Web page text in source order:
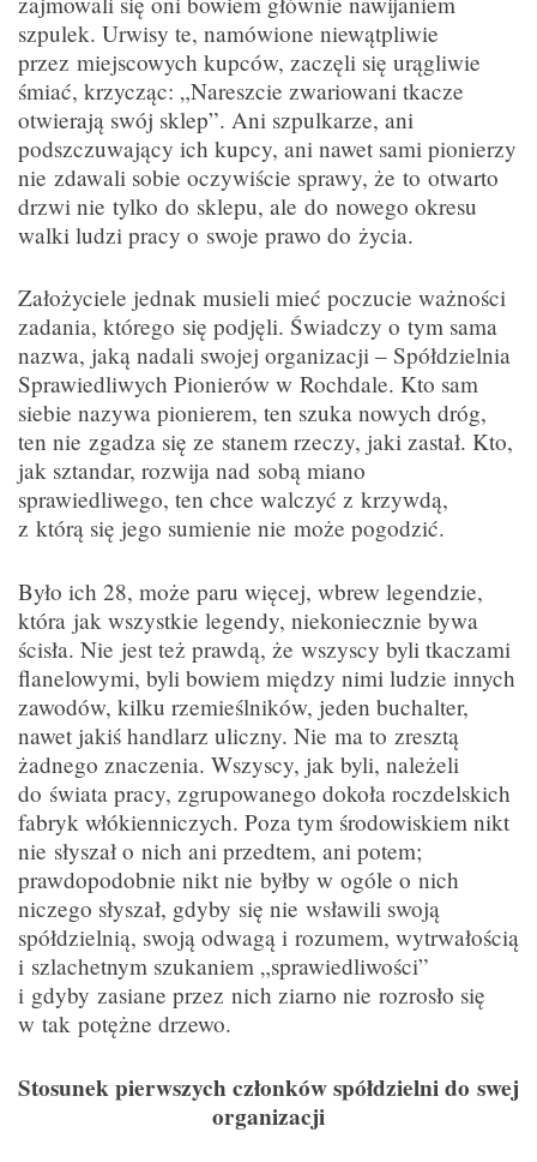
szpulek. Urwisy te, namówione niewątpliwie
przez miejscowych kupców, zaczęli się urągliwie
śmiać, krzycząc: „Nareszcie zwariowani tkacze
otwierają swój sklep”. Ani szpulkarze, ani
podszczuwający ich kupcy, ani nawet sami pionierzy
nie zdawali sobie oczywiście sprawy, że to otwarto
drzwi nie tylko do sklepu, ale do nowego okresu
walki ludzi pracy o swoje prawo do życia.
Założyciele jednak musieli mieć poczucie ważności
zadania, którego się podjęli. Świadczy o tym sama
nazwa, jaką nadali swojej organizacji – Spółdzielnia
Sprawiedliwych Pionierów w Rochdale. Kto sam
siebie nazywa pionierem, ten szuka nowych dróg,
ten nie zgadza się ze stanem rzeczy, jaki zastał. Kto,
jak sztandar, rozwija nad sobą miano
sprawiedliwego, ten chce walczyć z krzywdą,
z którą się jego sumienie nie może pogodzić.
Było ich 28, może paru więcej, wbrew legendzie,
która jak wszystkie legendy, niekoniecznie bywa
ścisła. Nie jest też prawdą, że wszyscy byli tkaczami
flanelowymi, byli bowiem między nimi ludzie innych
zawodów, kilku rzemieślników, jeden buchalter,
nawet jakiś handlarz uliczny. Nie ma to zresztą
żadnego znaczenia. Wszyscy, jak byli, należeli
do świata pracy, zgrupowanego dokoła roczdelskich
fabryk włókienniczych. Poza tym środowiskiem nikt
nie słyszał o nich ani przedtem, ani potem;
prawdopodobnie nikt nie byłby w ogóle o nich
niczego słyszał, gdyby się nie wsławili swoją
spółdzielnią, swoją odwagą i rozumem, wytrwałością
i szlachetnym szukaniem „sprawiedliwości”
i gdyby zasiane przez nich ziarno nie rozrosło się
w tak potężne drzewo.
Stosunek pierwszych członków spółdzielni do swej
organizacji